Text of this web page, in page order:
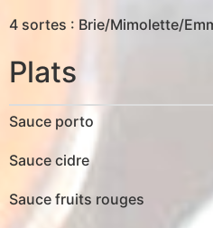
4 sortes : Brie/Mimolette/
Plats
Sauce porto
Sauce cidre
Sauce fruits rouges